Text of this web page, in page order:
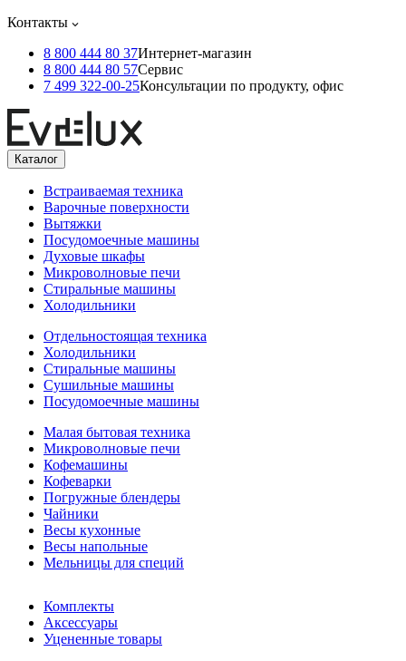
Контакты
8 800 444 80 37Интернет-магазин
8 800 444 80 57Сервис
7 499 322-00-25Консультации по продукту, офис
Каталог
Встраиваемая техника
Варочные поверхности
Вытяжки
Посудомоечные машины
Духовые шкафы
Микроволновые печи
Стиральные машины
Холодильники
Отдельностоящая техника
Холодильники
Стиральные машины
Сушильные машины
Посудомоечные машины
Малая бытовая техника
Микроволновые печи
Кофемашины
Кофеварки
Погружные блендеры
Чайники
Весы кухонные
Весы напольные
Мельницы для специй
Комплекты
Аксессуары
Уцененные товары